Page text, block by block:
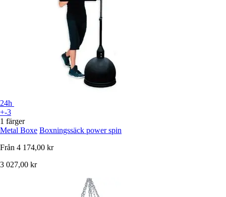
24h
+-3
1 färger
Metal Boxe Boxningssäck power spin
Från 4 174,00 kr
3 027,00 kr